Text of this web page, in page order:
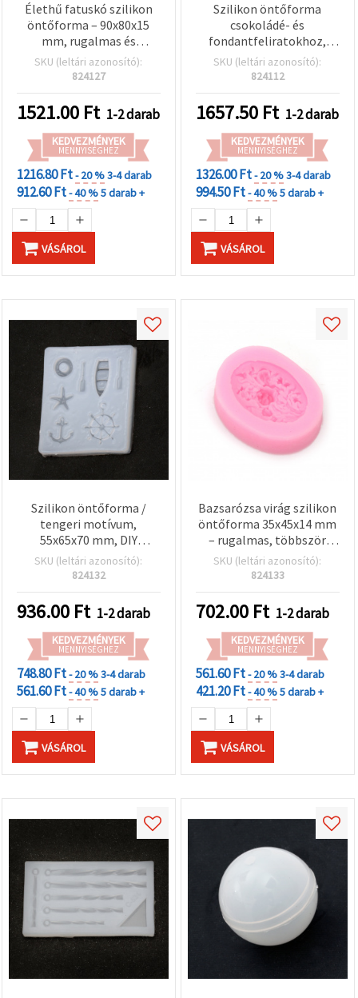
Élethű fatuskó szilikon
öntőforma – 90x80x15
mm, rugalmas és
újrahasználható –
gyantához/epoxihoz,
szappanhoz, gyertyához
és kreatív DIY kézműves
projektekhez
SKU (leltári azonosító):
824127
1521.00 Ft 1-2 darab
KEDVEZMÉNYEK
MENNYISÉGHEZ
1216.80 Ft- 20 %3-4 darab
912.60 Ft- 40 %5 darab +
VÁSÁROL
Szilikon öntőforma
csokoládé- és
fondantfeliratokhoz,
díszítő jókívánságok,
125×75×7 mm —
tortadíszítés és
cukrászati dekoráció
SKU (leltári azonosító):
824112
1657.50 Ft 1-2 darab
KEDVEZMÉNYEK
MENNYISÉGHEZ
1326.00 Ft- 20 %3-4 darab
994.50 Ft- 40 %5 darab +
VÁSÁROL
Szilikon öntőforma /
tengeri motívum,
55x65x70 mm, DIY
dekorációs kézműves
projektekhez
SKU (leltári azonosító):
824132
936.00 Ft 1-2 darab
KEDVEZMÉNYEK
MENNYISÉGHEZ
748.80 Ft- 20 %3-4 darab
561.60 Ft- 40 %5 darab +
VÁSÁROL
Bazsarózsa virág szilikon
öntőforma 35x45x14 mm
– rugalmas, többször
használható polimer
gyurmához, epoxi
gyantához, gipszhez és
DIY ékszerkészítéshez
SKU (leltári azonosító):
824133
702.00 Ft 1-2 darab
KEDVEZMÉNYEK
MENNYISÉGHEZ
561.60 Ft- 20 %3-4 darab
421.20 Ft- 40 %5 darab +
VÁSÁROL